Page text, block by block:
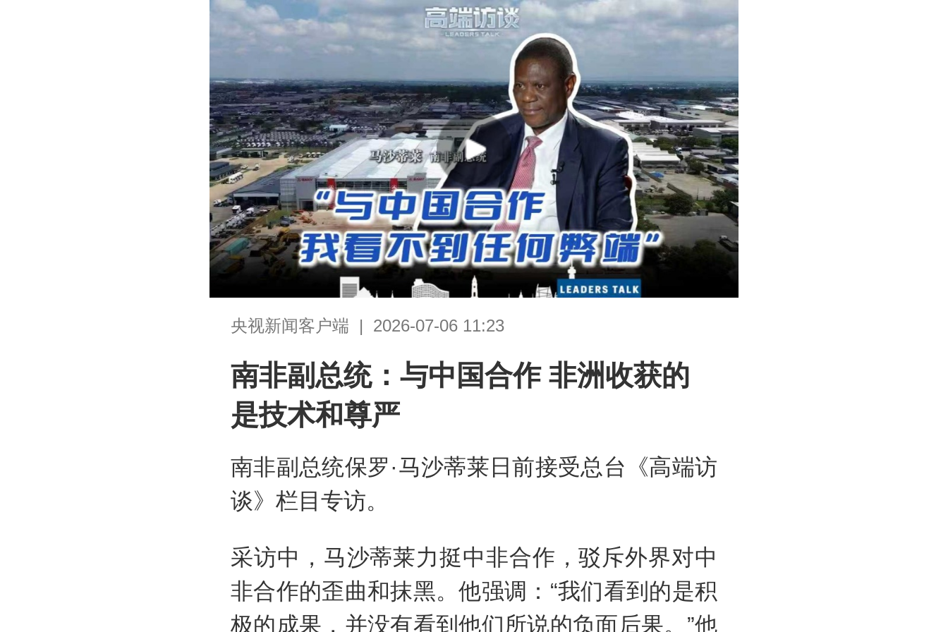
央视新闻客户端 | 2026-07-06 11:23
南非副总统：与中国合作 非洲收获的
是技术和尊严
南非副总统保罗·马沙蒂莱日前接受总台《高端访
谈》栏目专访。
采访中，马沙蒂莱力挺中非合作，驳斥外界对中
非合作的歪曲和抹黑。他强调：“我们看到的是积
极的成果，并没有看到他们所说的负面后果。”他